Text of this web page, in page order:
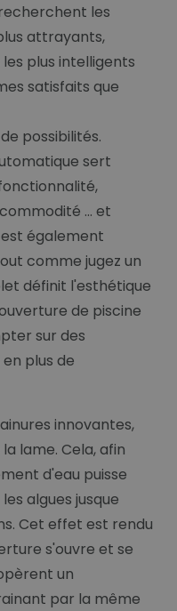
les
attrayants,
plus intelligents
satisfaits que
possibilités.
sert
... et
également
comme jugez un
définit l'esthétique
de piscine
sur des
plus de
innovantes,
lame. Cela, afin
d'eau puisse
algues jusque
Cet effet est rendu
s'ouvre et se
un
par la même